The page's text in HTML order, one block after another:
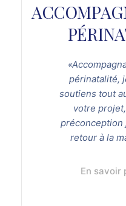
périnatalité,
soutiens tout
votre
préconception
retour à la
En savoir